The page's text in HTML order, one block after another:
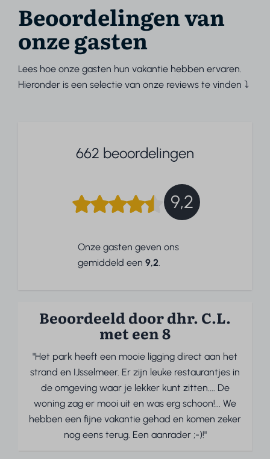
Beoordelingen van
onze gasten
Lees hoe onze gasten hun vakantie hebben ervaren.
Hieronder is een selectie van onze reviews te vinden ⤵
662 beoordelingen
9,2
Onze gasten geven ons
gemiddeld een 9,2.
Beoordeeld door dhr. C.L.
met een 8
"Het park heeft een mooie ligging direct aan het
strand en IJsselmeer. Er zijn leuke restaurantjes in
de omgeving waar je lekker kunt zitten.... De
woning zag er mooi uit en was erg schoon!... We
hebben een fijne vakantie gehad en komen zeker
nog eens terug. Een aanrader ;-)!"